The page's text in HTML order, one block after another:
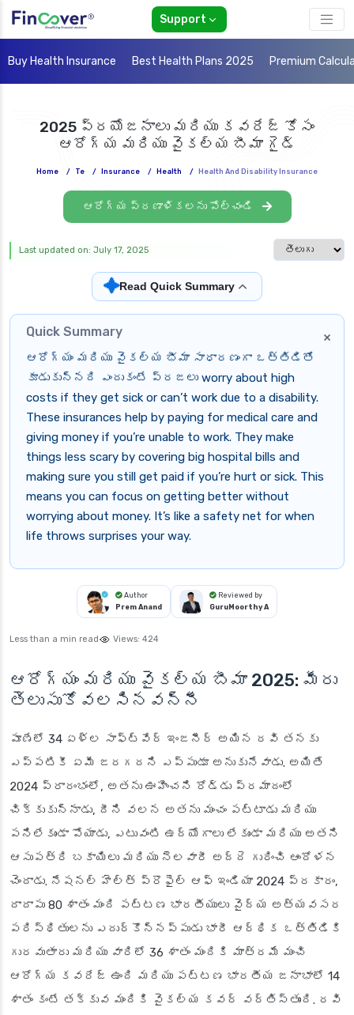
Support
Buy Health Insurance Best Health Plans 2025 Premium
2025 ప్రయోజనాలు మరియు కవరేజ్ కోసం
ఆరోగ్య మరియు వైకల్య బీమా గైడ్
Home / Te / Insurance / Health / Health And Disability Insurance
ఆరోగ్య ప్రణాళికలను పోల్చండి
Select
Last updated on: July 17, 2025
✦Read Quick Summary
×
Quick Summary
ఆరోగ్యం మరియు వైకల్య భీమా సాధారణంగా ఒత్తిడితో
కూడుకున్నది ఎందుకంటే ప్రజలు worry about high
costs if they get sick or can’t work due to a disability.
These insurances help by paying for medical care and
giving money if you’re unable to work. They make
things less scary by covering big hospital bills and
making sure you still get paid if you’re hurt or sick. This
means you can focus on getting better without
worrying about money. It’s like a safety net for when
life throws surprises your way.
Author
Prem Anand
Reviewed by
GuruMoorthy A
Less than a min read Views: 424
ఆరోగ్యం మరియు వైకల్య బీమా 2025: మీరు
తెలుసుకోవలసినవన్నీ
పూణేలో 34 ఏళ్ల సాఫ్ట్‌వేర్ ఇంజనీర్ అయిన రవి తనకు
ఎప్పటికీ ఏమీ జరగదని ఎప్పుడూ అనుకునేవాడు. అయితే
2024 ప్రారంభంలో, అతను ఊహించని రోడ్డు ప్రమాదంలో
చిక్కుకున్నాడు, దీని వలన అతను మంచం పట్టాడు మరియు
పనిలేకుండా పోయాడు, ఎటువంటి ఉద్యోగాలు లేకుండా మరియు అతని
ఆసుపత్రి బకాయిలు మరియు నెలవారీ అద్దె గురించి ఆందోళన
చెందాడు. నేషనల్ హెల్త్ ప్రొఫైల్ ఆఫ్ ఇండియా 2024 ప్రకారం,
దాదాపు 80 శాతం మంది పట్టణ భారతీయులు వైద్య అత్యవసర
పరిస్థితులను ఎదుర్కొన్నప్పుడు భారీ ఆర్థిక ఒత్తిడికి
గురవుతారు మరియు వారిలో 36 శాతం మందికి మాత్రమే మంచి
ఆరోగ్య కవరేజ్ ఉంది మరియు పట్టణ భారతీయ జనాభాలో 14
శాతం కంటే తక్కువ మందికి వైకల్య కవర్ వర్తిస్తుంది. రవి